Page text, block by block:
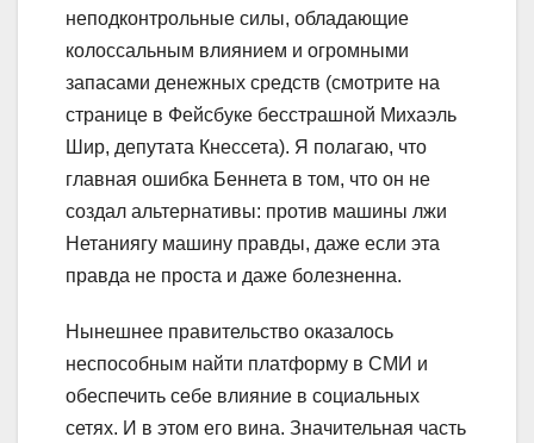
неподконтрольные силы, обладающие
колоссальным влиянием и огромными
запасами денежных средств (смотрите на
странице в Фейсбуке бесстрашной Михаэль
Шир, депутата Кнессета). Я полагаю, что
главная ошибка Беннета в том, что он не
создал альтернативы: против машины лжи
Нетаниягу машину правды, даже если эта
правда не проста и даже болезненна.
Нынешнее правительство оказалось
неспособным найти платформу в СМИ и
обеспечить себе влияние в социальных
сетях. И в этом его вина. Значительная часть